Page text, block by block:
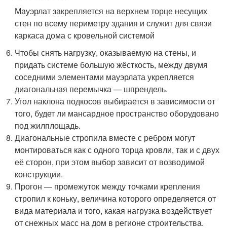
Мауэрлат закрепляется на верхнем торце несущих
стен по всему периметру здания и служит для связи
каркаса дома с кровельной системой
Чтобы снять нагрузку, оказываемую на стены, и
придать системе большую жёсткость, между двумя
соседними элементами мауэрлата укрепляется
диагональная перемычка — шпрендель.
Угол наклона подкосов выбирается в зависимости от
того, будет ли мансардное пространство оборудовано
под жилплощадь.
Диагональные стропила вместе с ребром могут
монтироваться как с одного торца кровли, так и с двух
её сторон, при этом выбор зависит от возводимой
конструкции.
Прогон — промежуток между точками крепления
стропил к коньку, величина которого определяется от
вида материала и того, какая нагрузка воздействует
от снежных масс на дом в регионе строительства.